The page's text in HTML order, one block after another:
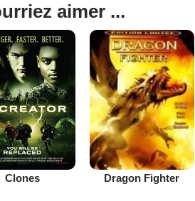
aimer ...
Clones Dragon Fighter